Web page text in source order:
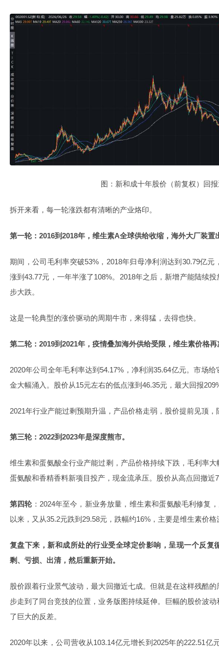
图：新和成十年股价（前复权）回
拆开来看，每一轮涨跌都有清晰的产业烙印。
第一轮：2016到2018年，维生素A全球供给收缩，海外大厂装置
期间，公司毛利率突破53%，2018年归母净利润达到30.79亿
涨到43.77元，一年半涨了108%。2018年之后，新增产能陆续
步大跌。
这是一轮典型的涨价驱动的周期牛市，来得猛，去得也快。
第二轮：2019到2021年，疫情叠加海外供给受限，维生素价格
2020年公司全年毛利率达到54.17%，净利润35.64亿元。市场
金大幅涌入。股价从15元左右的低点涨到46.35元，最大回报
2021年行业产能过剩预期升温，产品价格走弱，股价提前见顶
第三轮：2022到2023年是深度熊市。
维生素和蛋氨酸全行业产能过剩，产品价格持续下跌，毛利率
蛋氨酸和香精香料新项目投产，现金流承压。股价从高点回撤近
第四轮 ：2024年至今，新业务放量，维生素和蛋氨酸毛利修复
以来，又从35.2元跌到29.58元，跌幅约16%，主要是维生素价
复盘下来，新和成所处的行业受全球定价影响，呈现一个反复
剩、亏损、出清，然后重新开始。
股价跟着行业景气波动，最大回撤近七成。但就是在这样残酷
步走到了同台竞技的位置，业务版图持续延伸。巨幅的股价波
了巨大的反差。
2020年以来，公司营收从103.14亿元增长到2025年的222.51亿